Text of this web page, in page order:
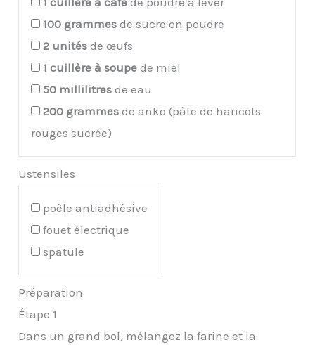
100 grammes de sucre en poudre
2 unités de œufs
1 cuillère à soupe de miel
50 millilitres de eau
200 grammes de anko (pâte de haricots
rouges sucrée)
Ustensiles
poêle antiadhésive
fouet électrique
spatule
Préparation
Étape 1
Dans un grand bol, mélangez la farine et la